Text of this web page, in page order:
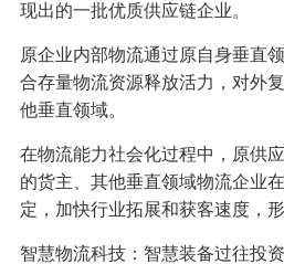
现出的一批优质供应链企业。
原企业内部物流通过原自身垂直
合存量物流资源释放活力，对外
他垂直领域。
在物流能力社会化过程中，原供
的货主、其他垂直领域物流企业
定，加快行业拓展和获客速度，
智慧物流科技：智慧装备过往投